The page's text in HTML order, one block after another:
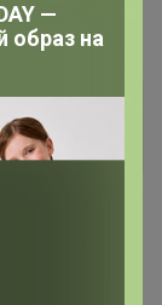
есть?
—
образ на